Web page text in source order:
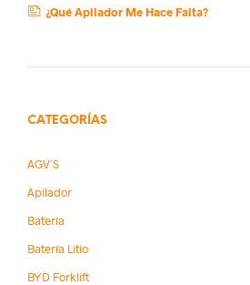
¿Qué Apilador Me Hace Falta?
CATEGORÍAS
AGV´s
Apilador
Batería
Batería Litio
BYD Forklift